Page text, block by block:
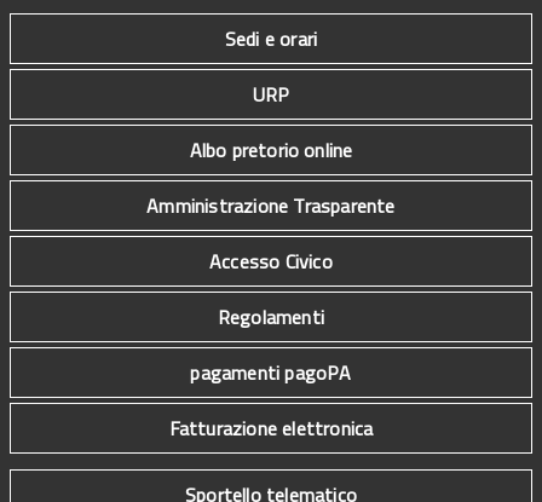
Sedi e orari
URP
Albo pretorio online
Amministrazione Trasparente
Accesso Civico
Regolamenti
pagamenti pagoPA
Fatturazione elettronica
Sportello telematico